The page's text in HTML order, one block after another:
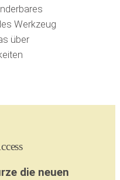
Werkzeug
über
die neuen